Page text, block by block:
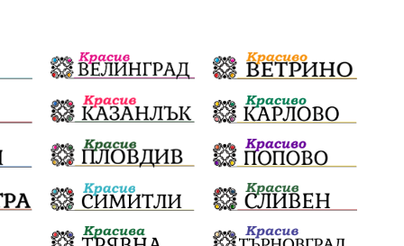
производство Добро дело
Апостол Апостолов
домашно насилие фолклор
безопасност ГДБОП Проверки